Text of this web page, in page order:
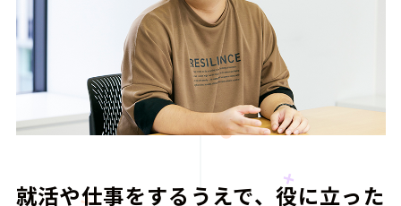
就活や仕事をするうえで、役に立った